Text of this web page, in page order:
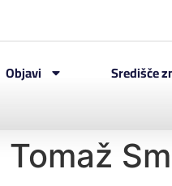
Objavi Središče
Tomaž